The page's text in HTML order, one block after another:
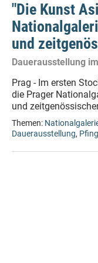
"Die Kunst
und
Dauerausstellung
Prag - Im ersten
die Prager
und
Themen:
Dauerausstellung,